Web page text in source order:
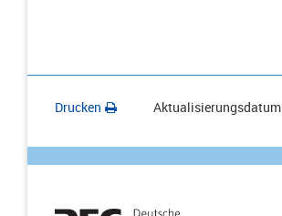
Drucken Aktualisierungsdatum